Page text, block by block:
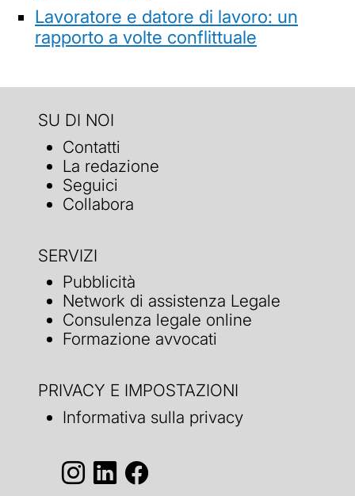
Lavoratore e datore di lavoro: un
rapporto a volte conflittuale
SU DI NOI
Contatti
La redazione
Seguici
Collabora
SERVIZI
Pubblicità
Network di assistenza Legale
Consulenza legale online
Formazione avvocati
PRIVACY E IMPOSTAZIONI
Informativa sulla privacy